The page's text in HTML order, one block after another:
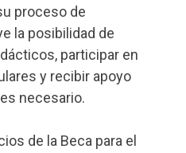
proceso de
la posibilidad de
participar en
y recibir apoyo
necesario.
de la Beca para el